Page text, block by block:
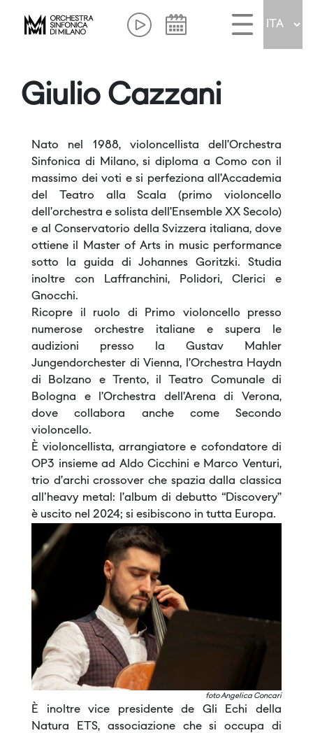
Giulio Cazzani
Nato nel 1988, violoncellista dell’Orchestra
Sinfonica di Milano, si diploma a Como con il
massimo dei voti e si perfeziona all’Accademia
del Teatro alla Scala (primo violoncello
dell’orchestra e solista dell’Ensemble XX Secolo)
e al Conservatorio della Svizzera italiana, dove
ottiene il Master of Arts in music performance
sotto la guida di Johannes Goritzki. Studia
inoltre con Laffranchini, Polidori, Clerici e
Gnocchi.
Ricopre il ruolo di Primo violoncello presso
numerose orchestre italiane e supera le
audizioni presso la Gustav Mahler
Jungendorchester di Vienna, l’Orchestra Haydn
di Bolzano e Trento, il Teatro Comunale di
Bologna e l’Orchestra dell’Arena di Verona,
dove collabora anche come Secondo
violoncello.
È violoncellista, arrangiatore e cofondatore di
OP3 insieme ad Aldo Cicchini e Marco Venturi,
trio d’archi crossover che spazia dalla classica
all'heavy metal: l’album di debutto “Discovery”
è uscito nel 2024; si esibiscono in tutta Europa.
foto Angelica Concari
È inoltre vice presidente de Gli Echi della
Natura ETS, associazione che si occupa di